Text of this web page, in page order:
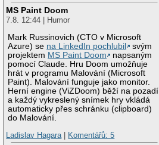
MS Paint Doom
7.8. 12:44 | Humor
Mark Russinovich (CTO v Microsoft
Azure) se na LinkedIn pochlubil
svým
projektem MS Paint Doom
napsaným
pomocí Claude. Hru Doom umožňuje
hrát v programu Malování (Microsoft
Paint). Malování funguje jako monitor.
Herní engine (ViZDoom) běží na pozadí
a každý vykreslený snímek hry vkládá
automaticky přes schránku (clipboard)
do Malování.
Ladislav Hagara| Komentářů: 5